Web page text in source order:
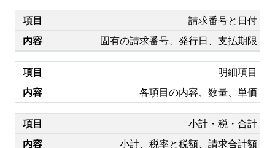
請求番号と日付
固有の請求番号、発行日、支払期限
明細項目
各項目の内容、数量、単価
小計・税・合計
小計、税率と税額、請求合計額